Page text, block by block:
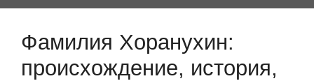
Фамилия Хоранухин:
происхождение, история,